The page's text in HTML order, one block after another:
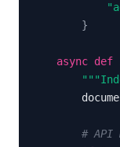
}
async def
# API